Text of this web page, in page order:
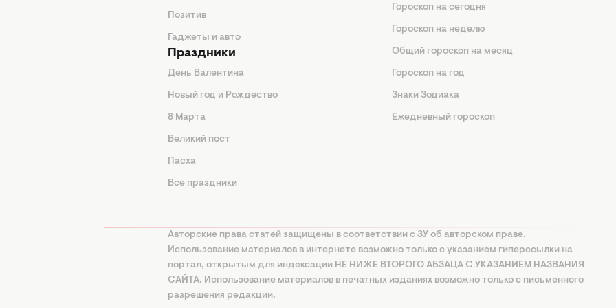
Позитив
Гаджеты и авто
Праздники
День Валентина
Новый год и Рождество
8 Марта
Великий пост
Пасха
Все праздники
Гороскоп на сегодня
Гороскоп на неделю
Общий гороскоп на месяц
Гороскоп на год
Знаки Зодиака
Ежедневный гороскоп
Авторские права статей защищены в соответствии с ЗУ об авторском праве.
Использование материалов в интернете возможно только с указанием гиперссылки на
портал, открытым для индексации НЕ НИЖЕ ВТОРОГО АБЗАЦА С УКАЗАНИЕМ НАЗВАНИЯ
САЙТА. Использование материалов в печатных изданиях возможно только с письменного
разрешения редакции.